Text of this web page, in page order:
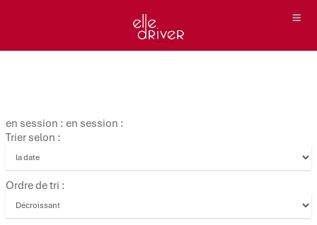
en session : en session :
Trier selon :
Ordre de tri :